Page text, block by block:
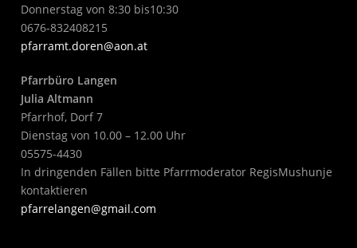
Donnerstag von 8:30 bis10:30
0676-832408215
pfarramt.doren@aon.at
Pfarrbüro Langen
Julia Altmann
Pfarrhof, Dorf 7
Dienstag von 10.00 – 12.00 Uhr
05575-4430
In dringenden Fällen bitte Pfarrmoderator RegisMushunje
kontaktieren
pfarrelangen@gmail.com